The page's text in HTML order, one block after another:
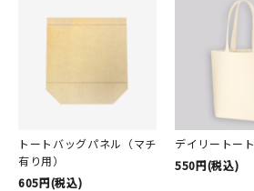
トートバッグパネル（マチ
有り用）
605円(税込)
デイリートート
550円(税込)